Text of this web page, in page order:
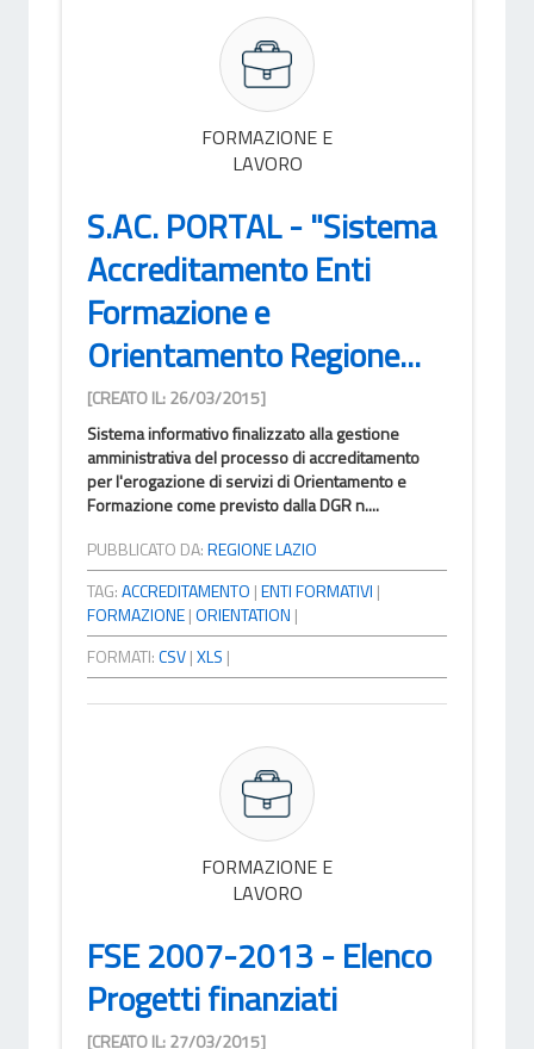
FORMAZIONE E
LAVORO
S.AC. PORTAL - "Sistema
Accreditamento Enti
Formazione e
Orientamento Regione...
[CREATO IL: 26/03/2015]
Sistema informativo finalizzato alla gestione
amministrativa del processo di accreditamento
per l'erogazione di servizi di Orientamento e
Formazione come previsto dalla DGR n....
PUBBLICATO DA:REGIONE LAZIO
TAG:ACCREDITAMENTO |ENTI FORMATIVI |
FORMAZIONE|ORIENTATION |
FORMATI:CSV|XLS |
FORMAZIONE E
LAVORO
FSE 2007-2013 - Elenco
Progetti finanziati
[CREATO IL: 27/03/2015]